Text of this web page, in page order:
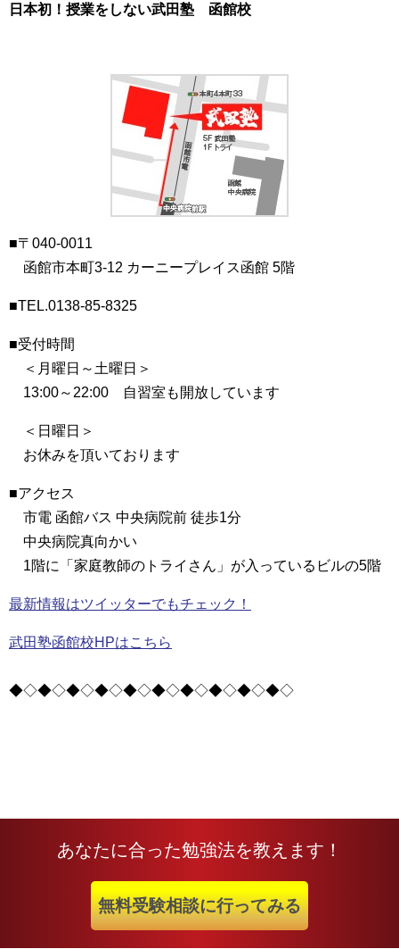
日本初！授業をしない武田塾 函館校
■〒040-0011
函館市本町3-12 カーニープレイス函館 5階
■TEL.0138-85-8325
■受付時間
＜月曜日～土曜日＞
13:00～22:00 自習室も開放しています
＜日曜日＞
お休みを頂いております
■アクセス
市電 函館バス 中央病院前 徒歩1分
中央病院真向かい
1階に「家庭教師のトライさん」が入っているビルの5階
最新情報はツイッターでもチェック！
武田塾函館校HPはこちら
◆◇◆◇◆◇◆◇◆◇◆◇◆◇◆◇◆◇◆◇
あなたに合った勉強法を教えます！
無料受験相談に行ってみる